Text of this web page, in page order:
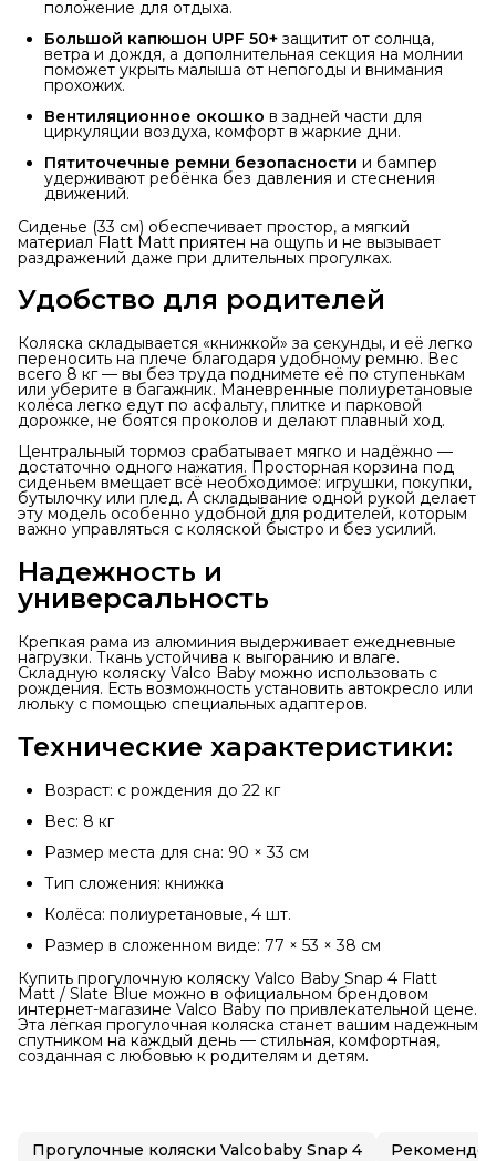
положение для отдыха.
Большой капюшон UPF 50+ защитит от солнца,
ветра и дождя, а дополнительная секция на молнии
поможет укрыть малыша от непогоды и внимания
прохожих.
Вентиляционное окошко в задней части для
циркуляции воздуха, комфорт в жаркие дни.
Пятиточечные ремни безопасности и бампер
удерживают ребёнка без давления и стеснения
движений.
Сиденье (33 см) обеспечивает простор, а мягкий
материал Flatt Matt приятен на ощупь и не вызывает
раздражений даже при длительных прогулках.
Удобство для родителей
Коляска складывается «книжкой» за секунды, и её легко
переносить на плече благодаря удобному ремню. Вес
всего 8 кг — вы без труда поднимете её по ступенькам
или уберите в багажник. Маневренные полиуретановые
колёса легко едут по асфальту, плитке и парковой
дорожке, не боятся проколов и делают плавный ход.
Центральный тормоз срабатывает мягко и надёжно —
достаточно одного нажатия. Просторная корзина под
сиденьем вмещает всё необходимое: игрушки, покупки,
бутылочку или плед. А складывание одной рукой делает
эту модель особенно удобной для родителей, которым
важно управляться с коляской быстро и без усилий.
Надежность и
универсальность
Крепкая рама из алюминия выдерживает ежедневные
нагрузки. Ткань устойчива к выгоранию и влаге.
Складную коляску Valco Baby можно использовать с
рождения. Есть возможность установить автокресло или
люльку с помощью специальных адаптеров.
Технические характеристики:
Возраст: с рождения до 22 кг
Вес: 8 кг
Размер места для сна: 90 × 33 см
Тип сложения: книжка
Колёса: полиуретановые, 4 шт.
Размер в сложенном виде: 77 × 53 × 38 см
Купить прогулочную коляску Valco Baby Snap 4 Flatt
Matt / Slate Blue можно в официальном брендовом
интернет-магазине Valco Baby по привлекательной цене.
Эта лёгкая прогулочная коляска станет вашим надежным
спутником на каждый день — стильная, комфортная,
созданная с любовью к родителям и детям.
Прогулочные коляски Valcobaby Snap 4